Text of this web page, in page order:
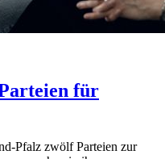
für
Pfalz zwölf Parteien zur